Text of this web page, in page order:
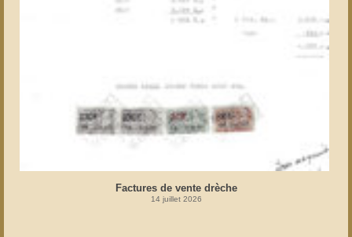
Factures de vente drèche
14 juillet 2026